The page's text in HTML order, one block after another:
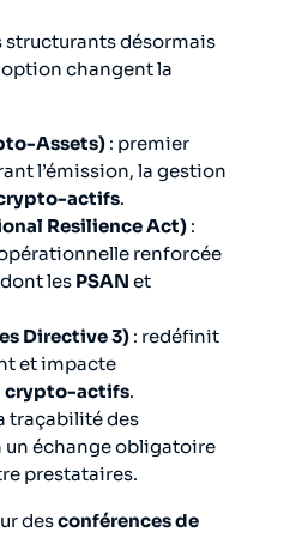
structurants désormais
changent la
Assets) : premier
l’émission, la gestion
actifs.
Resilience Act) :
renforcée
les PSAN et
Directive 3) : redéfinit
et impacte
crypto-actifs.
traçabilité des
échange obligatoire
prestataires.
desconférences de